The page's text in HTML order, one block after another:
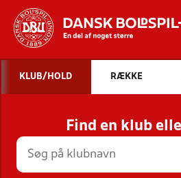
STILLINGER,
HOLD
KLUB/HOLD RÆKKE
Find en klub